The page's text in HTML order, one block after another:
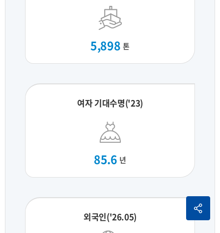
5,898 톤
여자 기대수명('23)
85.6 년
외국인('26.05)